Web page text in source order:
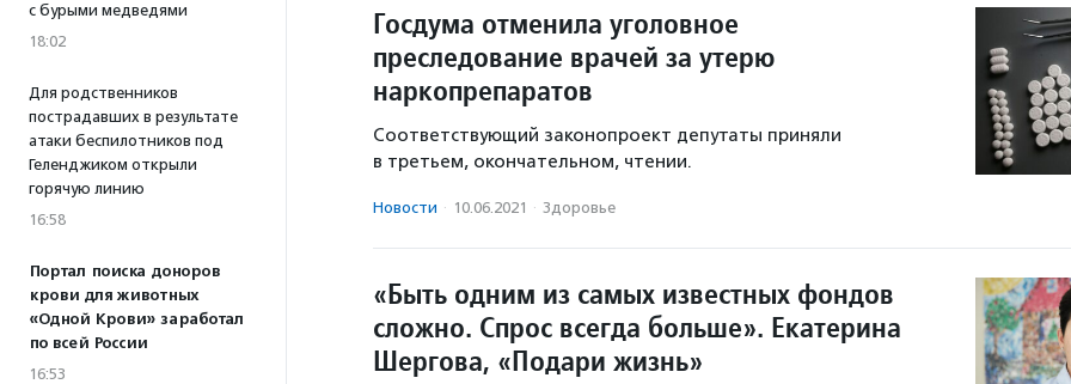
с бурыми медведями
18:02
Для родственников
пострадавших в результате
атаки беспилотников под
Геленджиком открыли
горячую линию
16:58
Портал поиска доноров
крови для животных
«Одной Крови» заработал
по всей России
16:53
Госдума отменила уголовное
преследование врачей за утерю
наркопрепаратов
Соответствующий законопроект депутаты приняли
в третьем, окончательном, чтении.
Новости · 10.06.2021 · Здоровье
«Быть одним из самых известных фондов
сложно. Спрос всегда больше». Екатерина
Шергова, «Подари жизнь»